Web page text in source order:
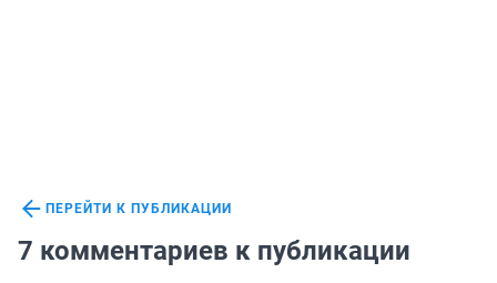
ПЕРЕЙТИ К ПУБЛИКАЦИИ
7 комментариев к публикации